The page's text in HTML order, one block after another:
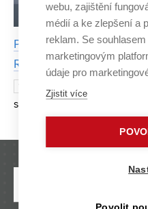
Preventing Lubricant
Research Moves Toward
space be prevented from
components? During his
Mechanical Engineering,
webu, zajištění
médií a ke zlepšení a
reklam. Se
marketingovým
údaje pro
Zjistit více